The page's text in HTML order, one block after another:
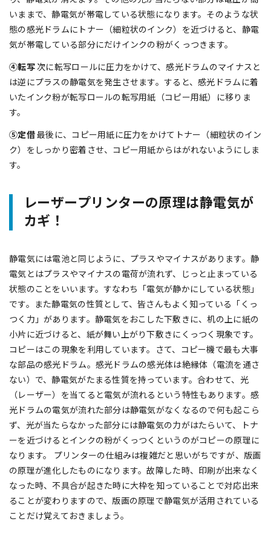
いままで、静電気が帯電している状態になります。そのような状
態の感光ドラムにトナー（細粒状のインク）を近づけると、静電
気が帯電している部分にだけインクの粉がくっつきます。
④転写次に転写ロールに圧力をかけて、感光ドラムのマイナスと
は逆にプラスの静電気を発生させます。すると、感光ドラムに着
いたインク粉が転写ロールの転写用紙（コピー用紙）に移りま
す。
⑤定借最後に、コピー用紙に圧力をかけてトナー（細粒状のイン
ク）をしっかり密着させ、コピー用紙からはがれないようにしま
す。
レーザープリンターの原理は静電気が
カギ！
静電気には電池と同じように、プラスやマイナスがあります。静
電気とはプラスやマイナスの電荷が流れず、じっと止まっている
状態のことをいいます。すなわち「電気が静かにしている状態」
です。また静電気の性質として、皆さんもよく知っている「くっ
つく力」があります。静電気をおこした下敷きに、机の上に紙の
小片に近づけると、紙が舞い上がり下敷きにくっつく現象です。
コピーはこの現象を利用しています。さて、コピー機で最も大事
な部品の感光ドラム。感光ドラムの感光体は絶縁体（電流を通さ
ない）で、静電気がたまる性質を持っています。合わせて、光
（レーザー）を当てると電気が流れるという特性もあります。感
光ドラムの電気が流れた部分は静電気がなくなるので何も起こら
ず、光が当たらなかった部分には静電気の力がはたらいて、トナ
ーを近づけるとインクの粉がくっつくというのがコピーの原理に
なります。 プリンターの仕組みは複雑だと思いがちですが、版画
の原理が進化したものになります。故障した時、印刷が出来なく
なった時、不具合が起きた時に大枠を知っていることで対応出来
ることが変わりますので、版画の原理で静電気が活用されている
ことだけ覚えておきましょう。